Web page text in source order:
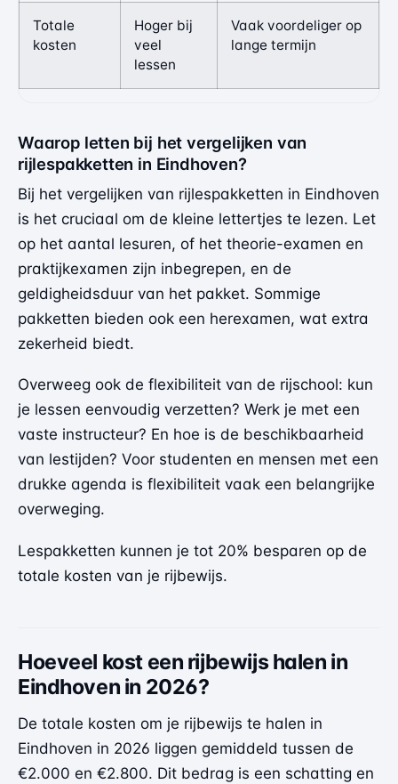
Totale
kosten
Hoger bij
veel
lessen
Vaak voordeliger op
lange termijn
Waarop letten bij het vergelijken van
rijlespakketten in Eindhoven?
Bij het vergelijken van rijlespakketten in Eindhoven
is het cruciaal om de kleine lettertjes te lezen. Let
op het aantal lesuren, of het theorie-examen en
praktijkexamen zijn inbegrepen, en de
geldigheidsduur van het pakket. Sommige
pakketten bieden ook een herexamen, wat extra
zekerheid biedt.
Overweeg ook de flexibiliteit van de rijschool: kun
je lessen eenvoudig verzetten? Werk je met een
vaste instructeur? En hoe is de beschikbaarheid
van lestijden? Voor studenten en mensen met een
drukke agenda is flexibiliteit vaak een belangrijke
overweging.
Lespakketten kunnen je tot 20% besparen op de
totale kosten van je rijbewijs.
Hoeveel kost een rijbewijs halen in
Eindhoven in 2026?
De totale kosten om je rijbewijs te halen in
Eindhoven in 2026 liggen gemiddeld tussen de
€2.000 en €2.800. Dit bedrag is een schatting en